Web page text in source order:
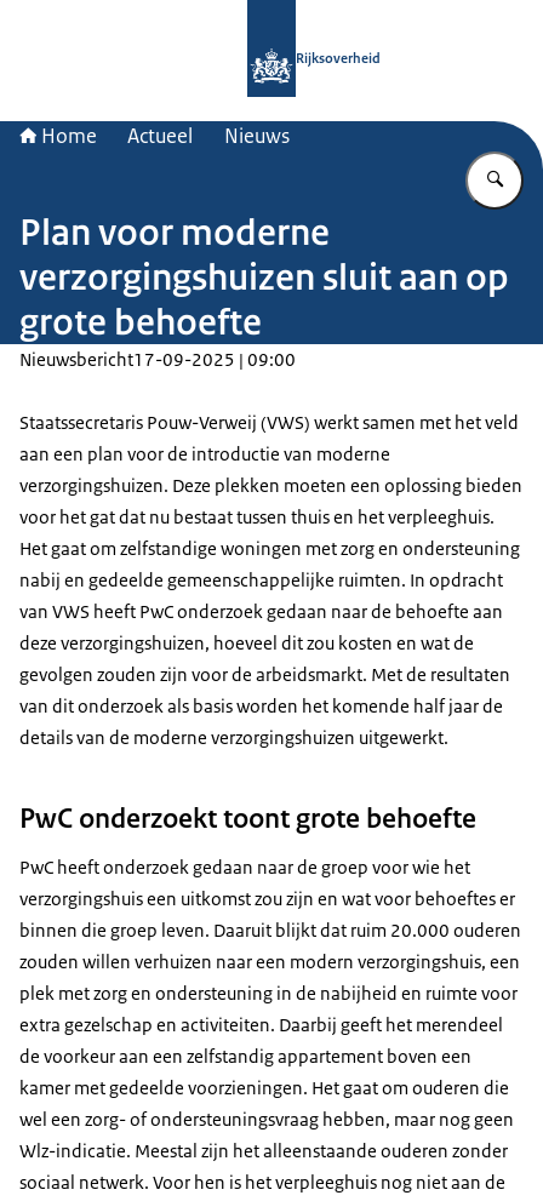
Rijksoverheid
Home Actueel Nieuws
Plan voor moderne
verzorgingshuizen sluit aan op
grote behoefte
Nieuwsbericht17-09-2025 | 09:00
Staatssecretaris Pouw-Verweij (VWS) werkt samen met het veld
aan een plan voor de introductie van moderne
verzorgingshuizen. Deze plekken moeten een oplossing bieden
voor het gat dat nu bestaat tussen thuis en het verpleeghuis.
Het gaat om zelfstandige woningen met zorg en ondersteuning
nabij en gedeelde gemeenschappelijke ruimten. In opdracht
van VWS heeft PwC onderzoek gedaan naar de behoefte aan
deze verzorgingshuizen, hoeveel dit zou kosten en wat de
gevolgen zouden zijn voor de arbeidsmarkt. Met de resultaten
van dit onderzoek als basis worden het komende half jaar de
details van de moderne verzorgingshuizen uitgewerkt.
PwC onderzoekt toont grote behoefte
PwC heeft onderzoek gedaan naar de groep voor wie het
verzorgingshuis een uitkomst zou zijn en wat voor behoeftes er
binnen die groep leven. Daaruit blijkt dat ruim 20.000 ouderen
zouden willen verhuizen naar een modern verzorgingshuis, een
plek met zorg en ondersteuning in de nabijheid en ruimte voor
extra gezelschap en activiteiten. Daarbij geeft het merendeel
de voorkeur aan een zelfstandig appartement boven een
kamer met gedeelde voorzieningen. Het gaat om ouderen die
wel een zorg- of ondersteuningsvraag hebben, maar nog geen
Wlz-indicatie. Meestal zijn het alleenstaande ouderen zonder
sociaal netwerk. Voor hen is het verpleeghuis nog niet aan de